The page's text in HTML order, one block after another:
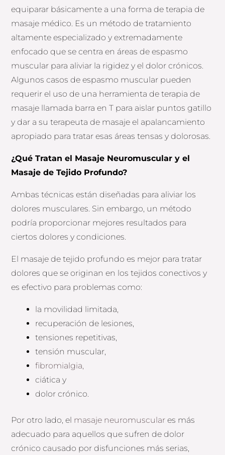
equiparar básicamente a una forma de terapia de
masaje médico. Es un método de tratamiento
altamente especializado y extremadamente
enfocado que se centra en áreas de espasmo
muscular para aliviar la rigidez y el dolor crónicos.
Algunos casos de espasmo muscular pueden
requerir el uso de una herramienta de terapia de
masaje llamada barra en T para aislar puntos gatillo
y dar a su terapeuta de masaje el apalancamiento
apropiado para tratar esas áreas tensas y dolorosas.
¿Qué Tratan el Masaje Neuromuscular y el
Masaje de Tejido Profundo?
Ambas técnicas están diseñadas para aliviar los
dolores musculares. Sin embargo, un método
podría proporcionar mejores resultados para
ciertos dolores y condiciones.
El masaje de tejido profundo es mejor para tratar
dolores que se originan en los tejidos conectivos y
es efectivo para problemas como:
la movilidad limitada,
recuperación de lesiones,
tensiones repetitivas,
tensión muscular,
fibromialgia,
ciática y
dolor crónico.
Por otro lado, el masaje neuromuscular es más
adecuado para aquellos que sufren de dolor
crónico causado por disfunciones más serias,